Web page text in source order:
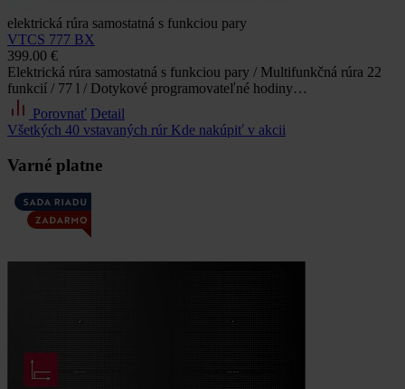
elektrická rúra samostatná s funkciou pary
VTCS 777 BX
399.00 €
Elektrická rúra samostatná s funkciou pary / Multifunkčná rúra 22
funkcií / 77 l / Dotykové programovateľné hodiny…
Porovnať Detail
Všetkých 40 vstavaných rúr Kde nakúpiť v akcii
Varné platne